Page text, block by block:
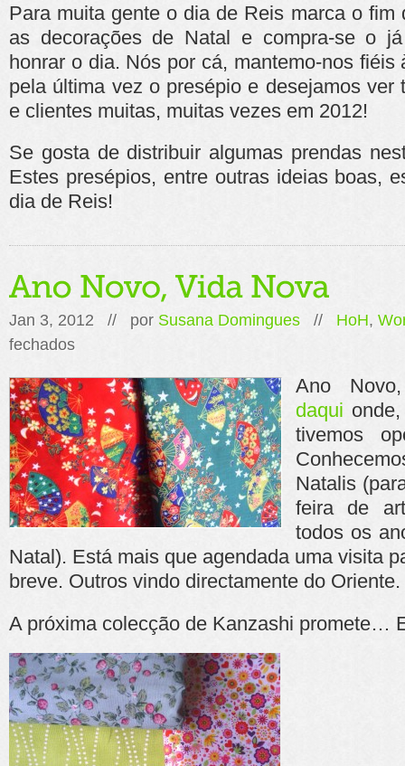
Para muita gente o dia de Reis marca o fim
as decorações de Natal e compra-se o
honrar o dia. Nós por cá, mantemo-nos fiéis
pela última vez o presépio e desejamos ver
e clientes muitas, muitas vezes em 2012!
Se gosta de distribuir algumas prendas
Estes presépios, entre outras ideias boas,
dia de Reis!
Jan 3, 2012 // por Susana Domingues // HoH,
fechados
Vida
Nova
Ano
daqui
tivemos
Natalis
feira de
todos os
Natal). Está mais que agendada uma visita
breve. Outros vindo directamente do Oriente.
A próxima colecção de Kanzashi promete…